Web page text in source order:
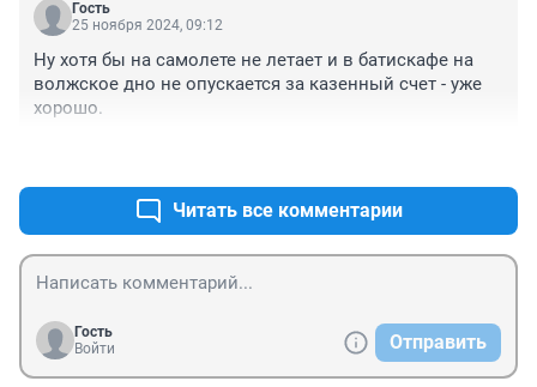
Гость
25 ноября 2024, 09:12
Ну хотя бы на самолете не летает и в батискафе на
волжское дно не опускается за казенный счет - уже
хорошо.
Читать все комментарии
Гость
Войти
Отправить